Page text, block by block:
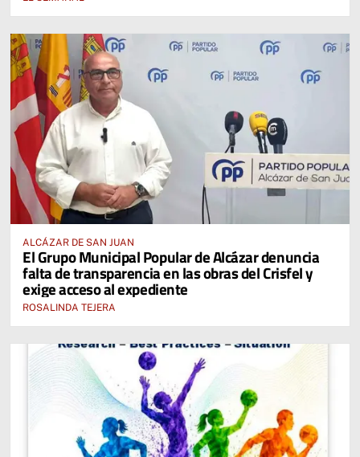
ALCÁZAR DE SAN JUAN
El Grupo Municipal Popular de Alcázar denuncia
falta de transparencia en las obras del Crisfel y
exige acceso al expediente
ROSALINDA TEJERA